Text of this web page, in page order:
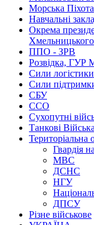
Морська Піхота
Навчальні
Окрема
Хмельницького
ППО - ЗРВ
Розвідка, ГУР
Сили логістики
Сили
СБУ
ССО
Сухопутні
Танкові Війська
Територіальна
Гвардія
МВС
ДСНС
НГУ
ДПСУ
Різне військове